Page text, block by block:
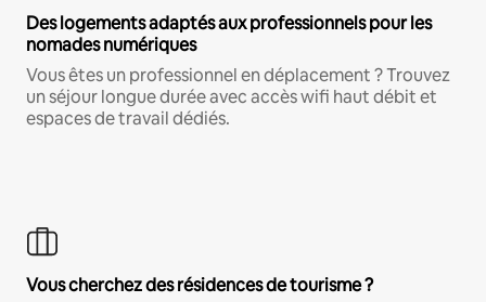
Des logements adaptés aux professionnels pour les
nomades numériques
Vous êtes un professionnel en déplacement ? Trouvez
un séjour longue durée avec accès wifi haut débit et
espaces de travail dédiés.
Vous cherchez des résidences de tourisme ?